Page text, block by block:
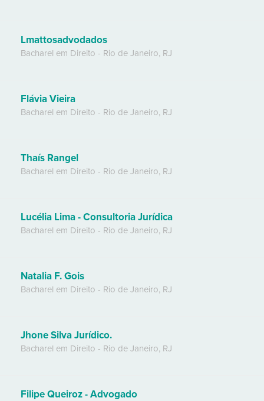
Lmattosadvodados
Bacharel em Direito - Rio de Janeiro, RJ
Flávia Vieira
Bacharel em Direito - Rio de Janeiro, RJ
Thaís Rangel
Bacharel em Direito - Rio de Janeiro, RJ
Lucélia Lima - Consultoria Jurídica
Bacharel em Direito - Rio de Janeiro, RJ
Natalia F. Gois
Bacharel em Direito - Rio de Janeiro, RJ
Jhone Silva Jurídico.
Bacharel em Direito - Rio de Janeiro, RJ
Filipe Queiroz - Advogado